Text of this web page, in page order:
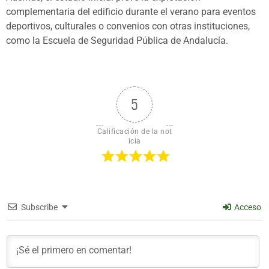
complementaria del edificio durante el verano para eventos
deportivos, culturales o convenios con otras instituciones,
como la Escuela de Seguridad Pública de Andalucía.
5
Calificación de la not
icia
Subscribe Acceso